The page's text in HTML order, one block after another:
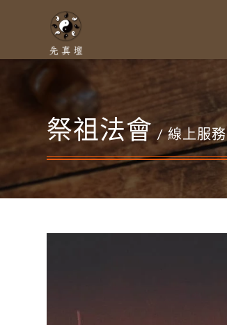
祭祖法會/ 線上服務